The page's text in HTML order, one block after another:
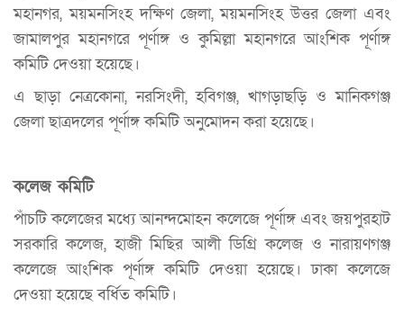
মহানগর, ময়মনসিংহ দক্ষিণ জেলা, ময়মনসিংহ উত্তর জেলা এবং
জামালপুর মহানগরে পূর্ণাঙ্গ ও কুমিল্লা মহানগরে আংশিক পূর্ণাঙ্গ
কমিটি দেওয়া হয়েছে।
এ ছাড়া নেত্রকোনা, নরসিংদী, হবিগঞ্জ, খাগড়াছড়ি ও মানিকগঞ্জ
জেলা ছাত্রদলের পূর্ণাঙ্গ কমিটি অনুমোদন করা হয়েছে।
কলেজ কমিটি
পাঁচটি কলেজের মধ্যে আনন্দমোহন কলেজে পূর্ণাঙ্গ এবং জয়পুরহাট
সরকারি কলেজ, হাজী মিছির আলী ডিগ্রি কলেজ ও নারায়ণগঞ্জ
কলেজে আংশিক পূর্ণাঙ্গ কমিটি দেওয়া হয়েছে। ঢাকা কলেজে
দেওয়া হয়েছে বর্ধিত কমিটি।